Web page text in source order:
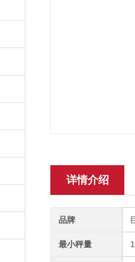
详情介绍
品牌
最小秤量